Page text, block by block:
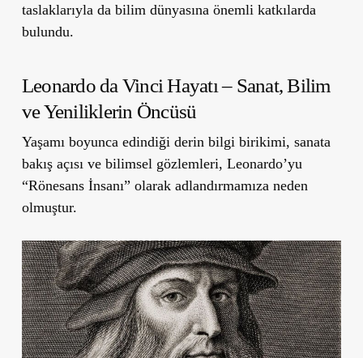
taslaklarıyla da bilim dünyasına önemli katkılarda
bulundu.
Leonardo da Vinci Hayatı – Sanat, Bilim
ve Yeniliklerin Öncüsü
Yaşamı boyunca edindiği derin bilgi birikimi, sanata
bakış açısı ve bilimsel gözlemleri, Leonardo’yu
“Rönesans İnsanı” olarak adlandırmamıza neden
olmuştur.